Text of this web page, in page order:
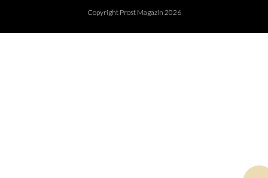
Copyright Prost Magazin 2026